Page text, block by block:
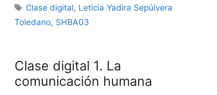
Etiquetas
Clase digital, Leticia Yadira Sepúlvera
Toledano, SHBA03
Clase digital 1. La
comunicación humana